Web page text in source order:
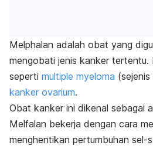
Melphalan adalah obat yang
mengobati jenis kanker tertentu.
seperti multiple myeloma
kanker ovarium.
Obat kanker ini dikenal sebagai
Melfalan bekerja dengan cara
menghentikan pertumbuhan sel-